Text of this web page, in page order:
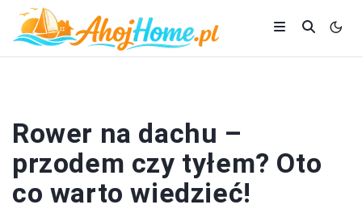
Rower na dachu –
przodem czy tyłem? Oto
co warto wiedzieć!